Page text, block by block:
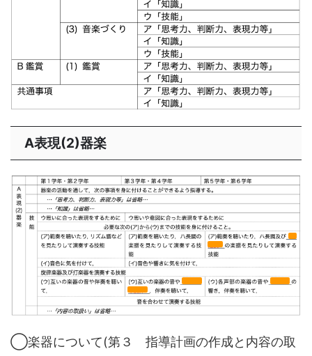
A表現(2)器楽
◯楽器について(第３ 指導計画の作成と内容の取